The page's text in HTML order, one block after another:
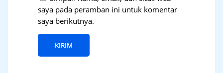
saya pada peramban ini untuk komentar
saya berikutnya.